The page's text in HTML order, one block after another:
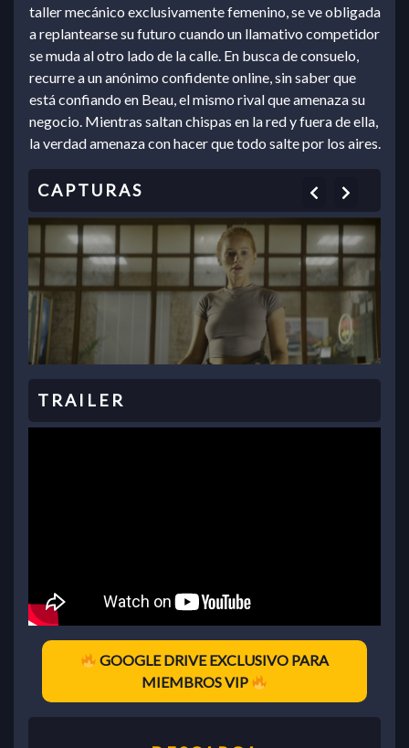
taller mecánico exclusivamente femenino, se ve obligada
a replantearse su futuro cuando un llamativo competidor
se muda al otro lado de la calle. En busca de consuelo,
recurre a un anónimo confidente online, sin saber que
está confiando en Beau, el mismo rival que amenaza su
negocio. Mientras saltan chispas en la red y fuera de ella,
la verdad amenaza con hacer que todo salte por los aires.
Previous
GOOGLE DRIVE EXCLUSIVO PARA
MIEMBROS VIP